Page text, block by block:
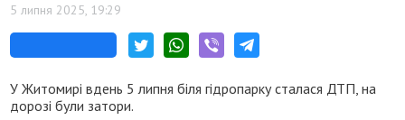
5 липня 2025, 19:29
У Житомирі вдень 5 липня біля гідропарку сталася ДТП, на
дорозі були затори.